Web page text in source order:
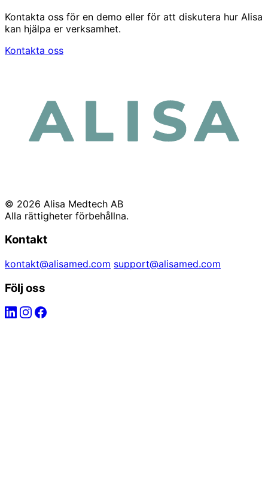
Kontakta oss för en demo eller för att diskutera hur Alisa
kan hjälpa er verksamhet.
Kontakta oss
© 2026 Alisa Medtech AB
Alla rättigheter förbehållna.
Kontakt
kontakt@alisamed.com support@alisamed.com
Följ oss